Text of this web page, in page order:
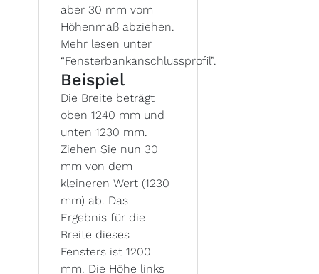
aber 30 mm vom
Höhenmaß abziehen.
Mehr lesen unter
“Fensterbankanschlussprofil”.
Beispiel
Die Breite beträgt
oben 1240 mm und
unten 1230 mm.
Ziehen Sie nun 30
mm von dem
kleineren Wert (1230
mm) ab. Das
Ergebnis für die
Breite dieses
Fensters ist 1200
mm. Die Höhe links